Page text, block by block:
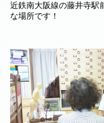
近鉄南大阪線の藤井寺駅
な場所です！